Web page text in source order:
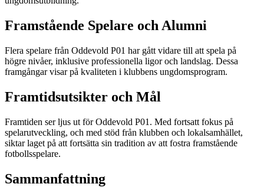
Framstående Spelare och Alumni
Flera spelare från Oddevold P01 har gått vidare till att spela på
högre nivåer, inklusive professionella ligor och landslag. Dessa
framgångar visar på kvaliteten i klubbens ungdomsprogram.
Framtidsutsikter och Mål
Framtiden ser ljus ut för Oddevold P01. Med fortsatt fokus på
spelarutveckling, och med stöd från klubben och lokalsamhället,
siktar laget på att fortsätta sin tradition av att fostra framstående
fotbollsspelare.
Sammanfattning